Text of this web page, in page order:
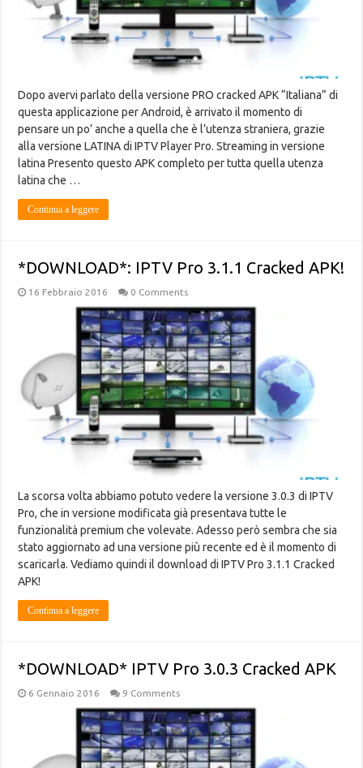
Dopo avervi parlato della versione PRO cracked APK “Italiana” di
questa applicazione per Android, è arrivato il momento di
pensare un po’ anche a quella che è l’utenza straniera, grazie
alla versione LATINA di IPTV Player Pro. Streaming in versione
latina Presento questo APK completo per tutta quella utenza
latina che …
Continua a leggere
*DOWNLOAD*: IPTV Pro 3.1.1 Cracked APK!
16 Febbraio 2016 0 Comments
La scorsa volta abbiamo potuto vedere la versione 3.0.3 di IPTV
Pro, che in versione modificata già presentava tutte le
funzionalità premium che volevate. Adesso però sembra che sia
stato aggiornato ad una versione più recente ed è il momento di
scaricarla. Vediamo quindi il download di IPTV Pro 3.1.1 Cracked
APK!
Continua a leggere
*DOWNLOAD* IPTV Pro 3.0.3 Cracked APK
6 Gennaio 2016 9 Comments